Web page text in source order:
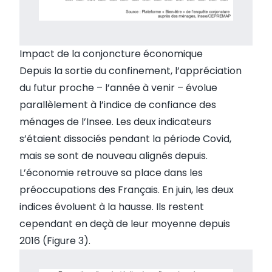
Impact de la conjoncture économique
Depuis la sortie du confinement, l’appréciation
du futur proche – l’année à venir – évolue
parallèlement à l’indice de confiance des
ménages de l’Insee. Les deux indicateurs
s’étaient dissociés pendant la période Covid,
mais se sont de nouveau alignés depuis.
L’économie retrouve sa place dans les
préoccupations des Français. En juin, les deux
indices évoluent à la hausse. Ils restent
cependant en deçà de leur moyenne depuis
2016 (Figure 3).